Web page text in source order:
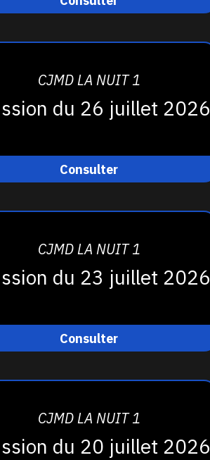
CJMD LA NUIT 1
du 26 juillet 2026
Consulter
CJMD LA NUIT 1
du 23 juillet 2026
Consulter
CJMD LA NUIT 1
du 20 juillet 2026